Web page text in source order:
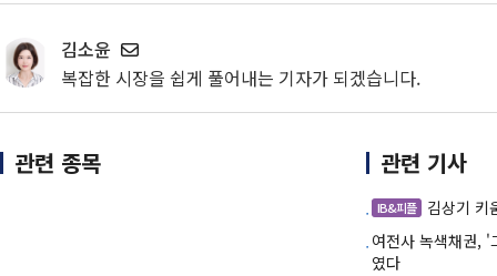
김소윤
복잡한 시장을 쉽게 풀어내는 기자가 되겠습니다.
관련 종목 관련 기사
IB&피플
김상기 키
여전사 녹색채권,
였다